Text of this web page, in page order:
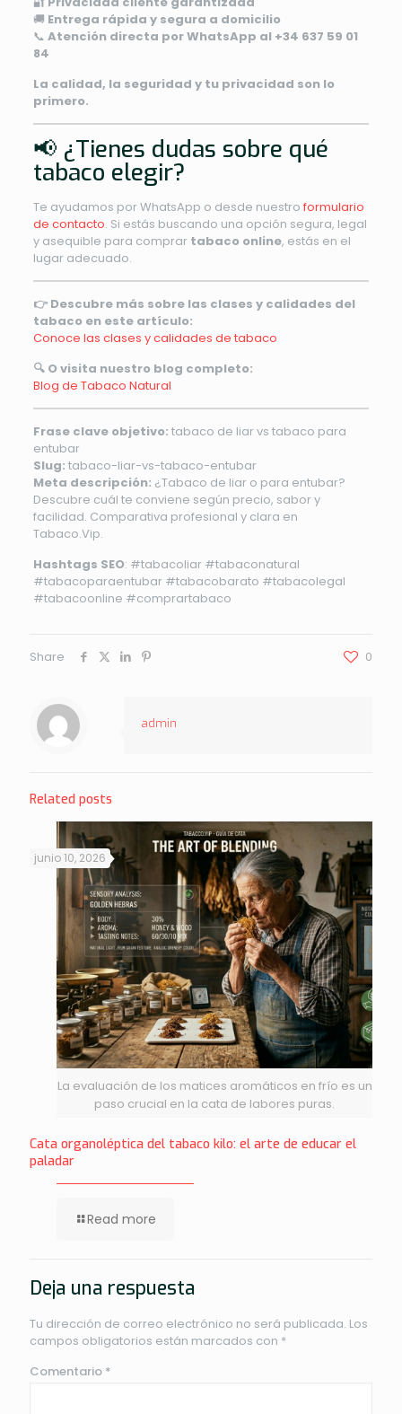
🚚 Entrega rápida y segura a domicilio
📞 Atención directa por WhatsApp al +34 637 59 01
84
La calidad, la seguridad y tu privacidad son lo
primero.
📢 ¿Tienes dudas sobre qué
tabaco elegir?
Te ayudamos por WhatsApp o desde nuestro formulario
de contacto. Si estás buscando una opción segura, legal
y asequible para comprar tabaco online, estás en el
lugar adecuado.
👉 Descubre más sobre las clases y calidades del
tabaco en este artículo:
Conoce las clases y calidades de tabaco
🔍 O visita nuestro blog completo:
Blog de Tabaco Natural
Frase clave objetivo: tabaco de liar vs tabaco para
entubar
Slug: tabaco-liar-vs-tabaco-entubar
Meta descripción: ¿Tabaco de liar o para entubar?
Descubre cuál te conviene según precio, sabor y
facilidad. Comparativa profesional y clara en
Tabaco.Vip.
Hashtags SEO: #tabacoliar #tabaconatural
#tabacoparaentubar #tabacobarato #tabacolegal
#tabacoonline #comprartabaco
Share 0
admin
Related posts
La evaluación de los matices aromáticos en frío es un
paso crucial en la cata de labores puras.
junio 10, 2026
Cata organoléptica del tabaco kilo: el arte de educar el
paladar
Read more
Deja una respuesta
Tu dirección de correo electrónico no será publicada. Los
campos obligatorios están marcados con *
Comentario *